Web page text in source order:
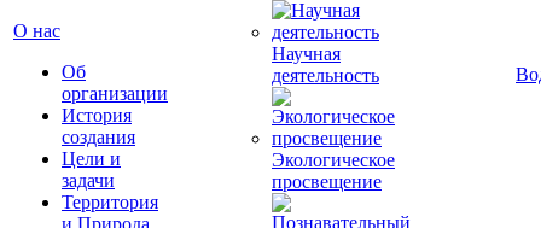
О нас
Об
организации
История
создания
Цели и
задачи
Территория
и Природа
Научная
деятельность
Экологическое
просвещение